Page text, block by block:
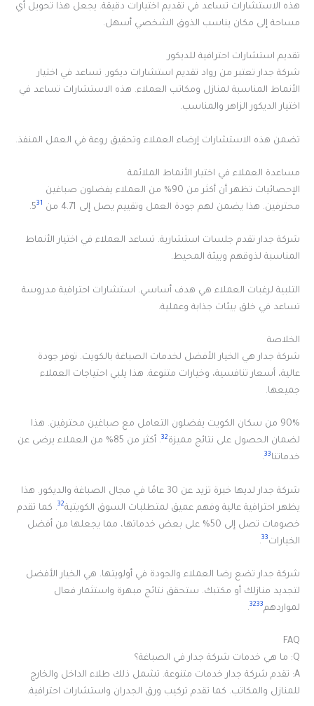
هذه الاستشارات تساعد في تقديم اختيارات دقيقة. يجعل هذا تحويل أي
مساحة إلى مكان يناسب الذوق الشخصي أسهل.
تقديم استشارات احترافية للديكور
شركة جدار تعتبر من رواد تقديم استشارات ديكور. تساعد في اختيار
الأنماط المناسبة لمنازل ومكاتب العملاء. هذه الاستشارات تساعد في
اختيار الديكور الزاهر والمناسب.
تضمن هذه الاستشارات إرضاء العملاء وتحقيق روعة في العمل المنفذ.
مساعدة العملاء في اختيار الأنماط الملائمة
الإحصائيات تظهر أن أكثر من 90% من العملاء يفضلون صباغين
محترفين. هذا يضمن لهم جودة العمل وتقييم يصل إلى 4.71 من 5
31
.
شركة جدار تقدم جلسات استشارية. تساعد العملاء في اختيار الأنماط
المناسبة لذوقهم وبيئة المحيط.
التلبية لرغبات العملاء هي هدف أساسي. استشارات احترافية مدروسة
تساعد في خلق بيئات جذابة وعملية.
الخلاصة
شركة جدار هي الخيار الأفضل لخدمات الصباغة بالكويت. توفر جودة
عالية، أسعار تنافسية، وخيارات متنوعة. هذا يلبي احتياجات العملاء
جميعها.
90% من سكان الكويت يفضلون التعامل مع صباغين محترفين. هذا
لضمان الحصول على نتائج مميزة32
. أكثر من 85% من العملاء يرضى عن
خدماتنا33
.
شركة جدار لديها خبرة تزيد عن 30 عامًا في مجال الصباغة والديكور. هذا
يظهر احترافية عالية وفهم عميق لمتطلبات السوق الكويتية32. كما تقدم
خصومات تصل إلى 50% على بعض خدماتها، مما يجعلها من أفضل
الخيارات33
.
شركة جدار تضع رضا العملاء والجودة في أولويتها. هي الخيار الأفضل
لتجديد منازلك أو مكتبك. ستحقق نتائج مبهرة واستثمار فعال
لمواردهم
3233
.
FAQ
Q: ما هي خدمات شركة جدار في الصباغة؟
A: تقدم شركة جدار خدمات متنوعة. تشمل ذلك طلاء الداخل والخارج
للمنازل والمكاتب. كما تقدم تركيب ورق الجدران واستشارات احترافية.